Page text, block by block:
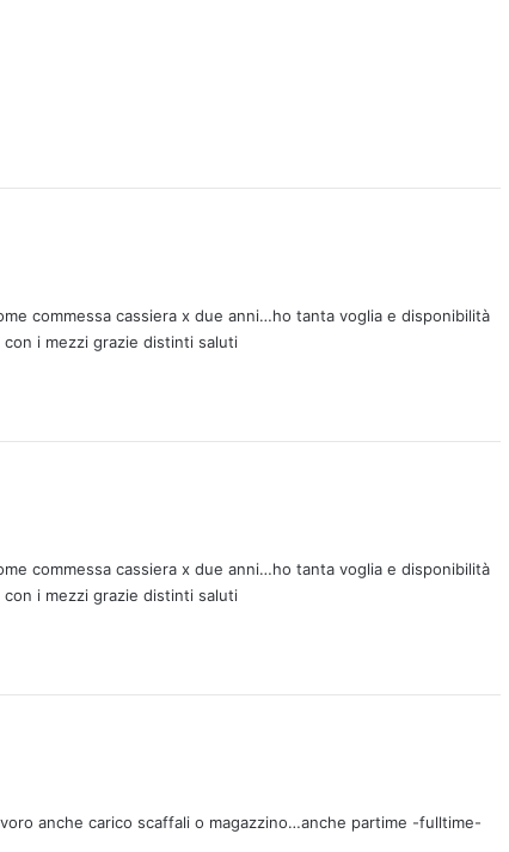
commessa cassiera x due anni…ho tanta voglia e disponibilità
i mezzi grazie distinti saluti
commessa cassiera x due anni…ho tanta voglia e disponibilità
i mezzi grazie distinti saluti
anche carico scaffali o magazzino…anche partime -fulltime-